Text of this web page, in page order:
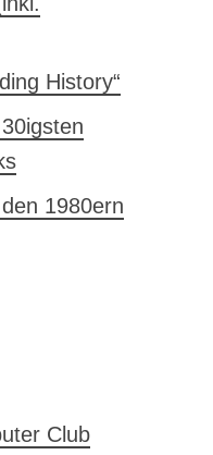
History“
1980ern
Club